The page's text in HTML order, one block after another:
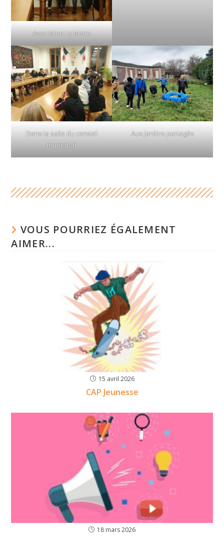
Avec Mme Le Maire
Dans la salle du conseil
municipal
Aux jardins partagés
VOUS POURRIEZ ÉGALEMENT
AIMER...
15 avril 2026
CAP Jeunesse
18 mars 2026